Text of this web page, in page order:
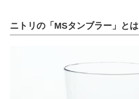
電子設計の基本と応用
建設×テクノロジーの最前線
ニトリの「MSタンブラー」とは